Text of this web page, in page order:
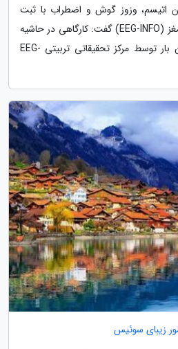
اتیسم، وزوز گوش و اضطراب با ثبت
دیجیتالی سیگنال های امواج مغز (EEG-INFO) گفت: کارگاهی در حاشیه
همایش امسال برای نخستین بار توسط مرکز تحقیقاتی تربیتی EEG-